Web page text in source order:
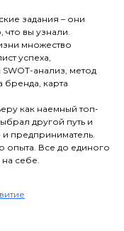
задания – они
что вы узнали.
множество
успеха,
анализ, метод
бренда, карта
как наемный топ-
другой путь и
и предприниматель.
опыта. Все до единого
себе.